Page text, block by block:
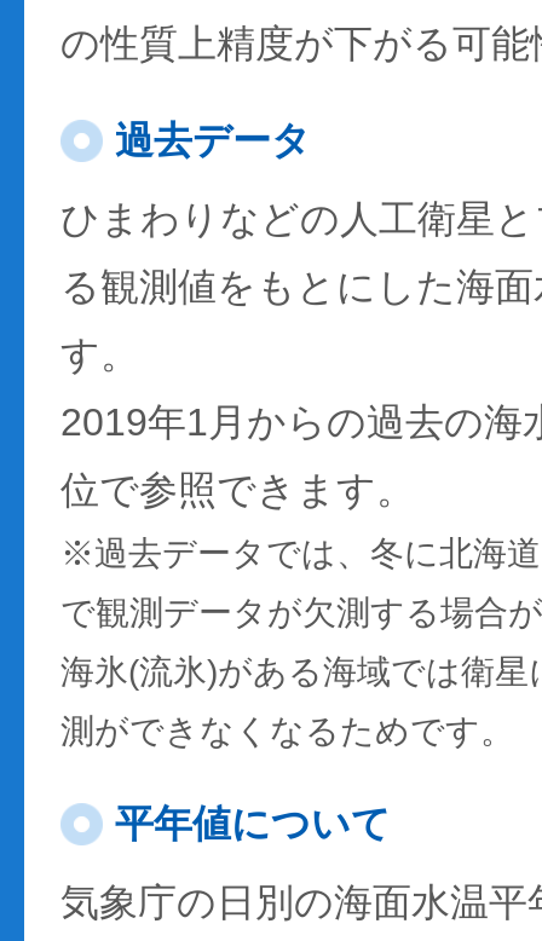
の性質上精度が下がる可
過去データ
ひまわりなどの人工衛星
る観測値をもとにした海
す。
2019年1月からの過去の海
位で参照できます。
※過去データでは、冬に北海
で観測データが欠測する場合
海氷(流氷)がある海域では衛
測ができなくなるためです。
平年値について
気象庁の日別の海面水温